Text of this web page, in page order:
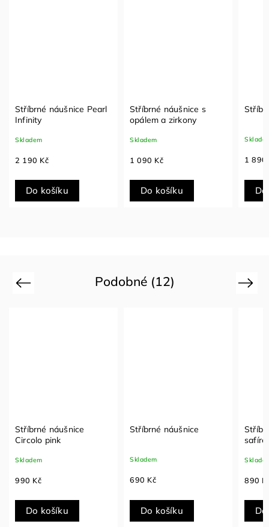
Stříbrné náušnice Pearl
Infinity
Skladem
2 190 Kč
Do košíku
Stříbrné náušnice s
opálem a zirkony
Skladem
1 090 Kč
Do košíku
1 890
Podobné (12)
Previous
Stříbrné náušnice
Circolo pink
Skladem
990 Kč
Do košíku
Stříbrné náušnice
Skladem
690 Kč
Do košíku
890
Next